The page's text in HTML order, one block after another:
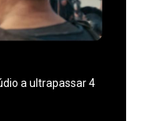
a ultrapassar 4